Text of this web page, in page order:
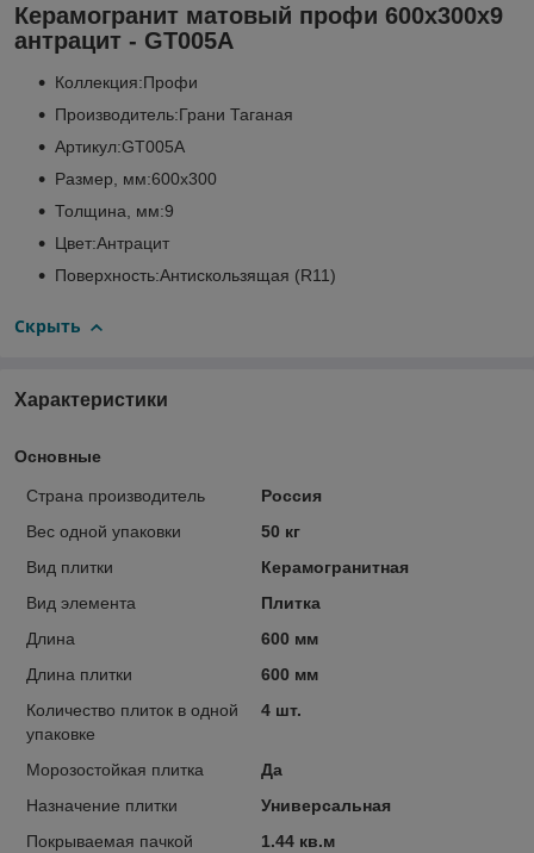
Керамогранит матовый профи 600x300x9
антрацит - GT005A
Коллекция:Профи
Производитель:Грани Таганая
Артикул:GT005A
Размер, мм:600х300
Толщина, мм:9
Цвет:Антрацит
Поверхность:Антискользящая (R11)
Скрыть
Характеристики
Основные
Страна производитель
Россия
Вес одной упаковки
50 кг
Вид плитки
Керамогранитная
Вид элемента
Плитка
Длина
600 мм
Длина плитки
600 мм
Количество плиток в одной
упаковке
4 шт.
Морозостойкая плитка
Да
Назначение плитки
Универсальная
Покрываемая пачкой
1.44 кв.м